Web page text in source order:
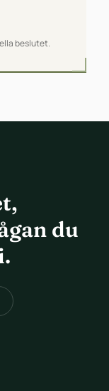
beslutet.
du